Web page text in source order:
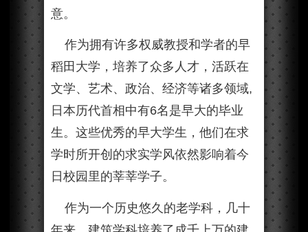
意。
作为拥有许多权威教授和学者的早
稻田大学，培养了众多人才，活跃在
文学、艺术、政治、经济等诸多领域,
日本历代首相中有6名是早大的毕业
生。这些优秀的早大学生，他们在求
学时所开创的求实学风依然影响着今
日校园里的莘莘学子。
作为一个历史悠久的老学科，几十